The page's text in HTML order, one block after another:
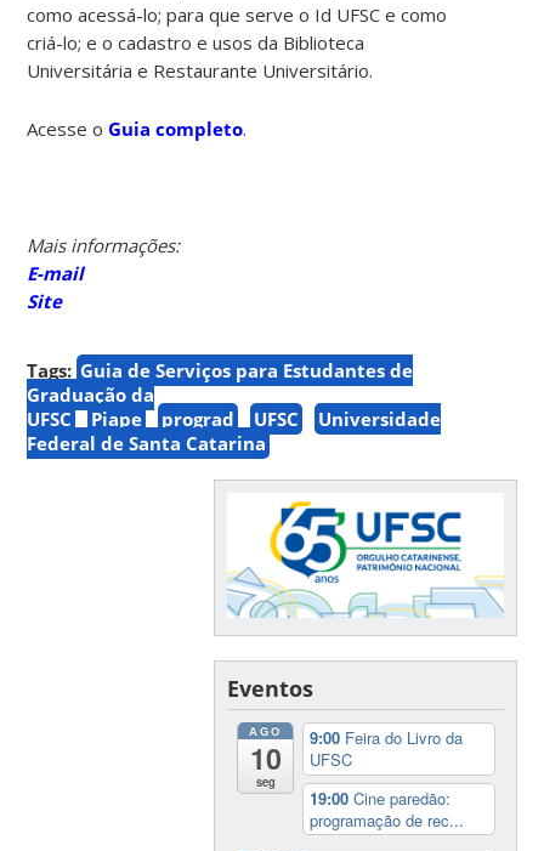
como acessá-lo; para que serve o Id UFSC e como
criá-lo; e o cadastro e usos da Biblioteca
Universitária e Restaurante Universitário.
Acesse oGuia completo.
Mais informações:
E-mail
Site
Tags: Guia de Serviços para Estudantes de
Graduação da
UFSC
Piape prograd UFSC
Universidade
Federal de Santa Catarina
Eventos
AGO
10
seg
9:00 Feira do Livro da
UFSC
19:00Cine paredão:
programação de rec...